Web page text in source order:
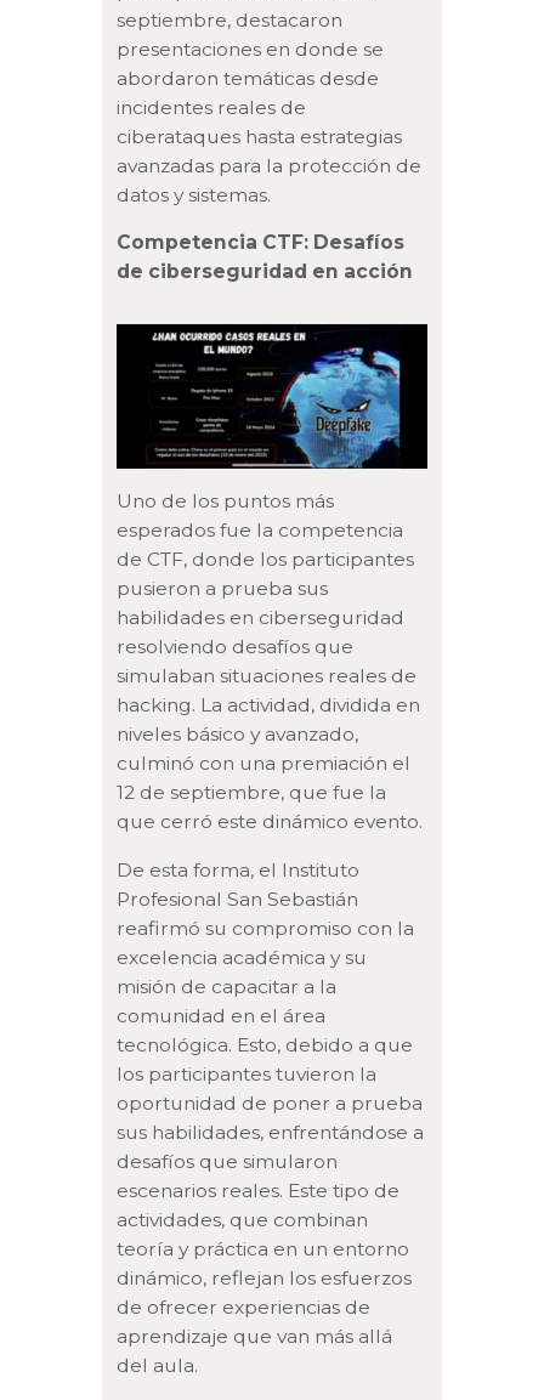
septiembre, destacaron
presentaciones en donde se
abordaron temáticas desde
incidentes reales de
ciberataques hasta estrategias
avanzadas para la protección de
datos y sistemas.
Competencia CTF: Desafíos
de ciberseguridad en acción
Uno de los puntos más
esperados fue la competencia
de CTF, donde los participantes
pusieron a prueba sus
habilidades en ciberseguridad
resolviendo desafíos que
simulaban situaciones reales de
hacking. La actividad, dividida en
niveles básico y avanzado,
culminó con una premiación el
12 de septiembre, que fue la
que cerró este dinámico evento.
De esta forma, el Instituto
Profesional San Sebastián
reafirmó su compromiso con la
excelencia académica y su
misión de capacitar a la
comunidad en el área
tecnológica. Esto, debido a que
los participantes tuvieron la
oportunidad de poner a prueba
sus habilidades, enfrentándose a
desafíos que simularon
escenarios reales. Este tipo de
actividades, que combinan
teoría y práctica en un entorno
dinámico, reflejan los esfuerzos
de ofrecer experiencias de
aprendizaje que van más allá
del aula.